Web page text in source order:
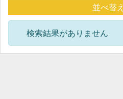
並べ替え
検索結果がありません